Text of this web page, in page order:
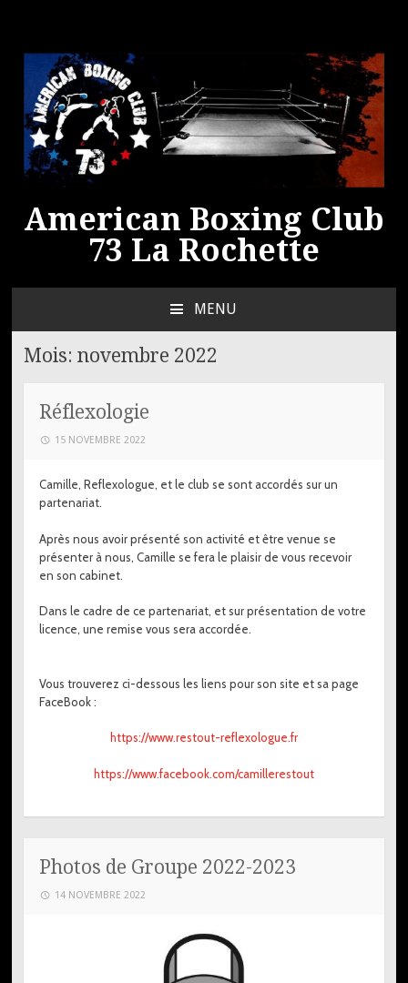
American Boxing Club
73 La Rochette
MENU
CONTENU
Mois: novembre 2022
Réflexologie
15 NOVEMBRE 2022
Camille, Reflexologue, et le club se sont accordés sur un
partenariat.
Après nous avoir présenté son activité et être venue se
présenter à nous, Camille se fera le plaisir de vous recevoir
en son cabinet.
Dans le cadre de ce partenariat, et sur présentation de votre
licence, une remise vous sera accordée.
Vous trouverez ci-dessous les liens pour son site et sa page
FaceBook :
https://www.restout-reflexologue.fr
https://www.facebook.com/camillerestout
Photos de Groupe 2022-2023
14 NOVEMBRE 2022